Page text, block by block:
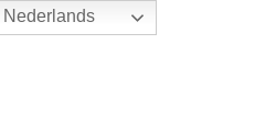
Nederlands